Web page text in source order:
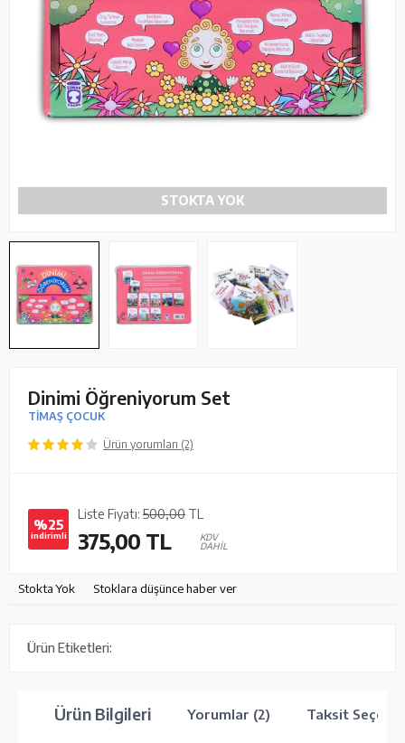
STOKTA YOK
Dinimi Öğreniyorum Set
TİMAŞ ÇOCUK
Ürün yorumları (2)
%25
indirimli
Liste Fiyatı: 500,00 TL
375,00 TL
KDV
DAHİL
Stokta Yok Stoklara düşünce haber ver
Ürün Etiketleri:
Ürün Bilgileri Yorumlar (2) Taksit